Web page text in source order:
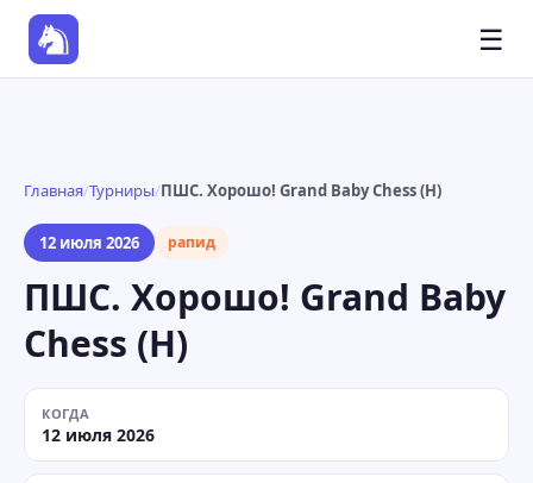
☰
Главная/Турниры/ПШС. Хорошо! Grand Baby Chess (H)
12 июля 2026 рапид
ПШС. Хорошо! Grand Baby
Chess (H)
КОГДА
12 июля 2026